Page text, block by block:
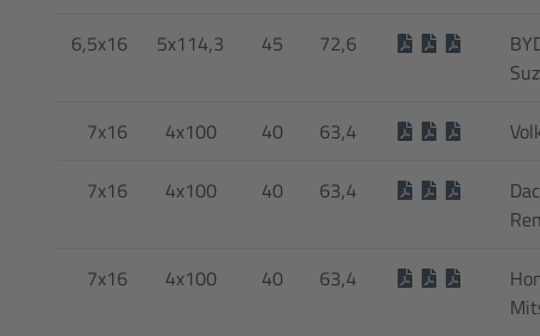
6,5x16 5x114,3 45 72,6
7x16 4x100 40 63,4
7x16 4x100 40 63,4
7x16 4x100 40 63,4